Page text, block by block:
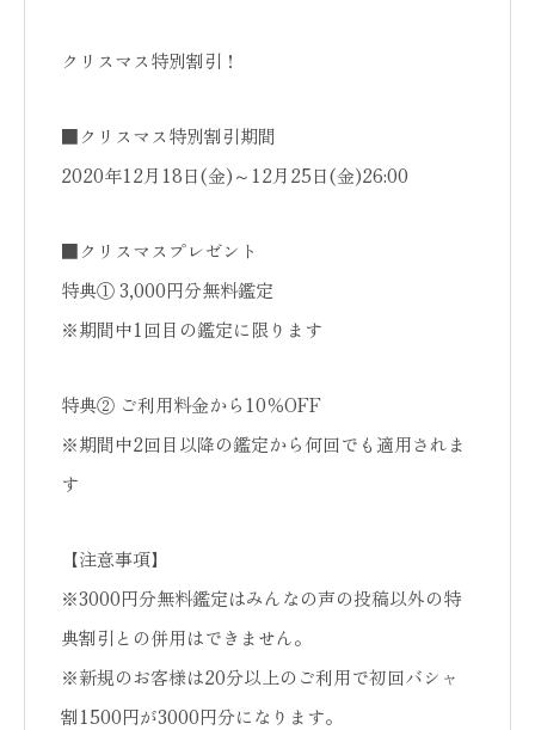
クリスマス特別割引！
■クリスマス特別割引期間
2020年12月18日(金)～12月25日(金)26:00
■クリスマスプレゼント
特典① 3,000円分無料鑑定
※期間中1回目の鑑定に限ります
特典② ご利用料金から10％OFF
※期間中2回目以降の鑑定から何回でも適用されま
す
【注意事項】
※3000円分無料鑑定はみんなの声の投稿以外の特
典割引との併用はできません。
※新規のお客様は20分以上のご利用で初回バシャ
割1500円が3000円分になります。